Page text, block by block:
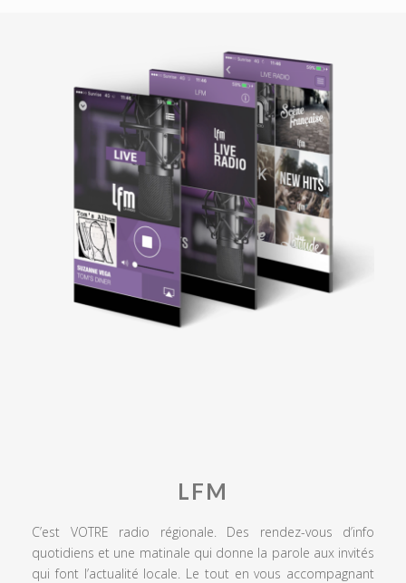
LFM
C’est VOTRE radio régionale. Des rendez-vous d’info
quotidiens et une matinale qui donne la parole aux invités
qui font l’actualité locale. Le tout en vous accompagnant